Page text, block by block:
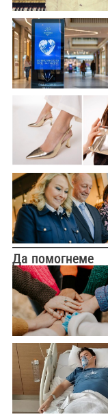
Да помогнеме